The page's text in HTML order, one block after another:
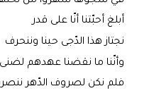
أبلغ أحبّتنا أنّا على قدر
نجتاز هذا الدّجى حينا وننحرف
وأنّنا ما نقضنا عهدهم لضنى
فلم نكن لصروف الدّهر